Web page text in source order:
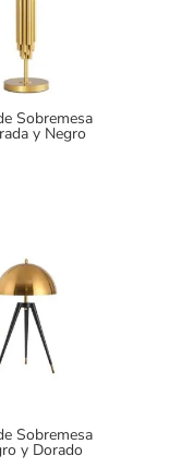
Sobremesa
y Negro
Sobremesa
y Dorado